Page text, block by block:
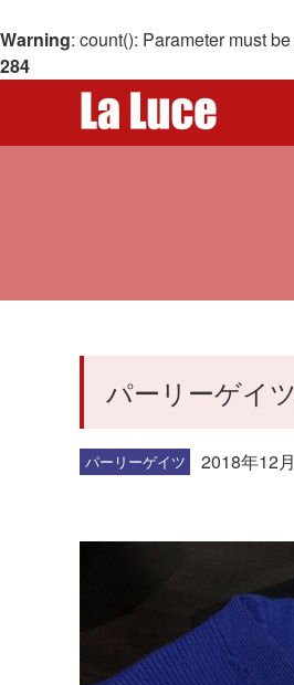
Warning: count(): Parameter must
284
パーリーゲイ
パーリーゲイツ 2018年12